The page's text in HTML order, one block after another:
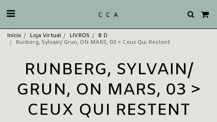
C C A
Início Loja Virtual LIVROS
B D
Runberg, Sylvain/ Grun, ON MARS, 03 > Ceux Qui Restent
RUNBERG, SYLVAIN/
GRUN, ON MARS, 03 >
CEUX QUI RESTENT